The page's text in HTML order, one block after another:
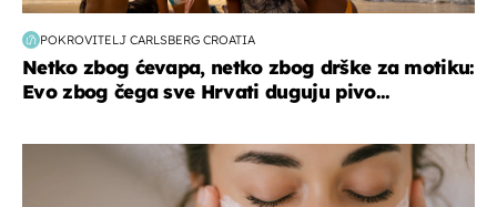
POKROVITELJ CARLSBERG CROATIA
Netko zbog ćevapa, netko zbog drške za motiku:
Evo zbog čega sve Hrvati duguju pivo...
moda & ljepota